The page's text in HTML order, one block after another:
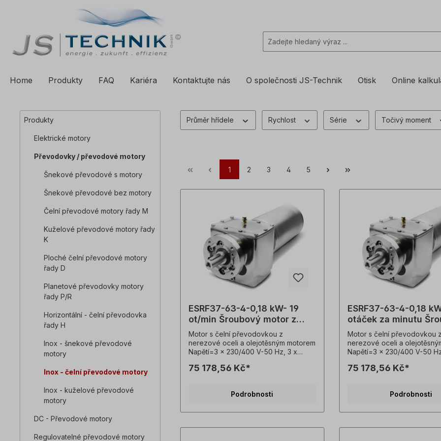
Přeskočit na hlavní navigaci
Home Produkty FAQ Kariéra Kontaktujte nás O společnosti JS-Technik Otisk Online
Produkty
Elektrické motory
Převodovky / převodové motory
Šnekové převodové s motory
Šnekové převodové bez motory
Čelní převodové motory řady M
Kuželové převodové motory řady
K
Ploché čelní převodové motory
řady D
Planetové převodovky motory
řady P/R
Horizontální - čelní převodovka
řady H
Inox - šnekové převodové
motory
Inox - čelní převodové motory
Inox - kuželové převodové
motory
DC - Převodové motory
Regulovatelné převodové motory
Průměr hřídele Rychlost Série Točivý moment
1 2 3 4 5
ESRF37-63-4-0,18 kW- 19
ot/min Šroubový motor z
nerezové oceli
Motor s čelní převodovkou z
nerezové oceli a olejotěsným motorem
Napětí=3 x 230/400 V-50 Hz, 3 x
0530), frekvence=50/ 60 Hertzů.
moment (M²)=90 Nm, Přípustné boční
(fs)=2,2, provedení=B3, výstupní
75 178,56 Kč*
Podrobnosti
ESRF37-63-4-0,18
otáček za minutu
motor z nerezové
Motor s čelní převodovkou z
nerezové oceli a
Napětí=3 x 230/400 V-50
0530), frekvence=50/ 60
moment (M²)=161 Nm,
(fs)=1,2, provedení=B3,
75 178,56 Kč*
Podrobnosti